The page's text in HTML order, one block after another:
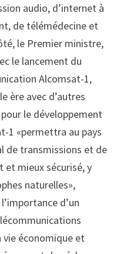
audio, d’internet à
de télémédecine et
le Premier ministre,
le lancement du
Alcomsat-1,
ère avec d’autres
le développement
1 «permettra au pays
de transmissions et de
mieux sécurisé, y
naturelles»,
d’un
économique et